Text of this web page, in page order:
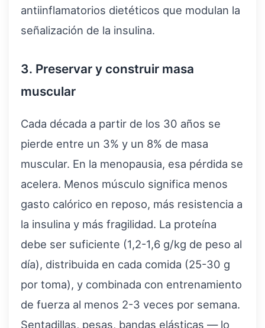
antiinflamatorios dietéticos que modulan la
señalización de la insulina.
3. Preservar y construir masa
muscular
Cada década a partir de los 30 años se
pierde entre un 3% y un 8% de masa
muscular. En la menopausia, esa pérdida se
acelera. Menos músculo significa menos
gasto calórico en reposo, más resistencia a
la insulina y más fragilidad. La proteína
debe ser suficiente (1,2-1,6 g/kg de peso al
día), distribuida en cada comida (25-30 g
por toma), y combinada con entrenamiento
de fuerza al menos 2-3 veces por semana.
Sentadillas, pesas, bandas elásticas — lo